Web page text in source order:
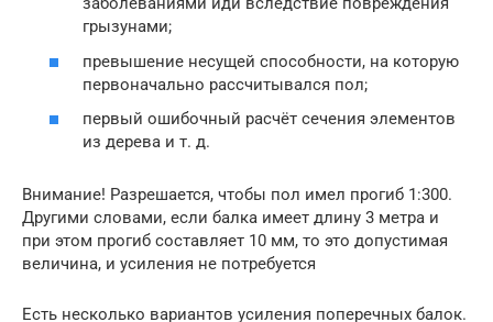
грызунами;
превышение несущей способности, на которую
первоначально рассчитывался пол;
первый ошибочный расчёт сечения элементов
из дерева и т. д.
Внимание! Разрешается, чтобы пол имел прогиб 1:300.
Другими словами, если балка имеет длину 3 метра и
при этом прогиб составляет 10 мм, то это допустимая
величина, и усиления не потребуется
Есть несколько вариантов усиления поперечных балок.